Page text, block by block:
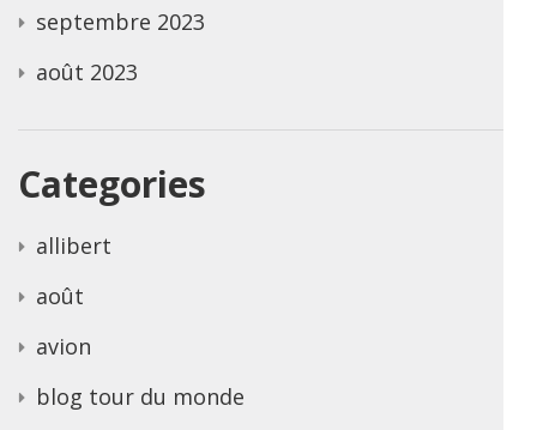
septembre 2023
août 2023
Categories
allibert
août
avion
blog tour du monde